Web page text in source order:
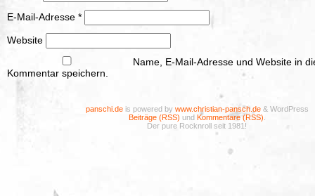
E-Mail-Adresse *
Website
Name, E-Mail-Adresse und Website in
Kommentar speichern.
panschi.deis powered by www.christian-pansch.de& WordPress
Beiträge (RSS) und Kommentare (RSS)
Der pure Rocknroll seit 1981!